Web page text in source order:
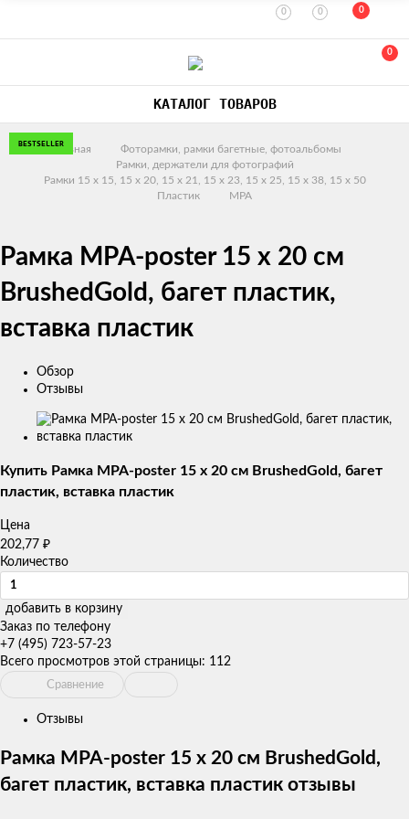
0 0 0
0
КАТАЛОГ ТОВАРОВ
Главная
Фоторамки, рамки багетные, фотоальбомы
Рамки, держатели для фотографий
Рамки 15 х 15, 15 x 20, 15 x 21, 15 х 23, 15 х 25, 15 х 38, 15 х 50
Пластик
MPA
Рамка MPA-poster 15 х 20 см
BrushedGold, багет пластик,
вставка пластик
Обзор
Отзывы
Изображения
BESTSELLER
Купить Рамка MPA-poster 15 х 20 см BrushedGold, багет
пластик, вставка пластик
Цена
202,77 ₽
Количество
добавить в корзину
Заказ по телефону
+7 (495) 723-57-23
Всего просмотров этой страницы: 112
Сравнение
Отзывы
Рамка MPA-poster 15 х 20 см BrushedGold,
багет пластик, вставка пластик отзывы